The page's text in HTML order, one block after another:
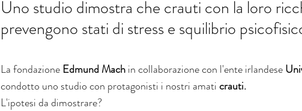
Uno studio dimostra che crauti con la loro
prevengono stati di stress e squilibrio
La fondazione Edmund Mach in collaborazione con l'ente irlandese
condotto uno studio con protagonisti i nostri amati crauti.
L'ipotesi da dimostrare?